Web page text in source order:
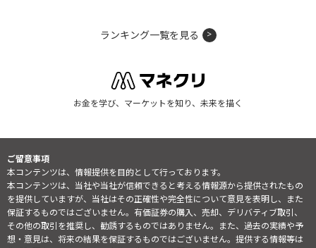
ランキング一覧を見る
お金を学び、マーケットを知り、未来を描く
ご留意事項
本コンテンツは、情報提供を目的として行っております。
本コンテンツは、当社や当社が信頼できると考える情報源から提供されたもの
を提供していますが、当社はその正確性や完全性について意見を表明し、また
保証するものではございません。有価証券の購入、売却、デリバティブ取引、
その他の取引を推奨し、勧誘するものではありません。また、過去の実績や予
想・意見は、将来の結果を保証するものではございません。提供する情報等は